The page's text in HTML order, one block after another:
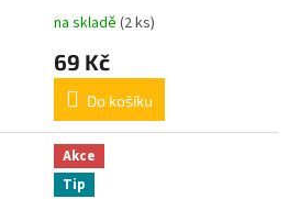
na skladě (2 ks)
69 Kč
Do košíku
Akce
Tip